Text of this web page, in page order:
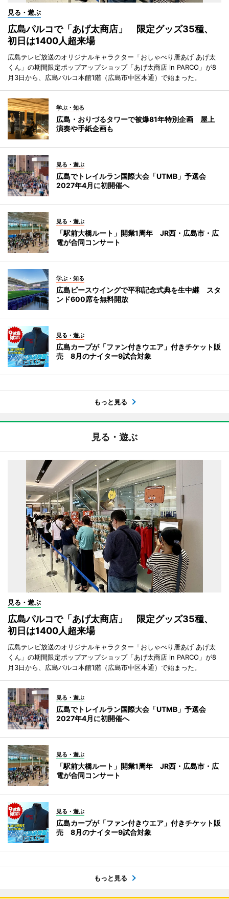
見る・遊ぶ
広島パルコで「あげ太商店」 限定グッズ35種、
初日は1400人超来場
広島テレビ放送のオリジナルキャラクター「おしゃべり唐あげ あげ太
くん」の期間限定ポップアップショップ「あげ太商店 in PARCO」が8
月3日から、広島パルコ本館1階（広島市中区本通）で始まった。
学ぶ・知る
広島・おりづるタワーで被爆81年特別企画 屋上
演奏や手紙企画も
見る・遊ぶ
広島でトレイルラン国際大会「UTMB」予選会
2027年4月に初開催へ
見る・遊ぶ
「駅前大橋ルート」開業1周年 JR西・広島市・広
電が合同コンサート
学ぶ・知る
広島ピースウイングで平和記念式典を生中継 スタ
ンド600席を無料開放
見る・遊ぶ
広島カープが「ファン付きウエア」付きチケット販
売 8月のナイター9試合対象
もっと見る
見る・遊ぶ
見る・遊ぶ
広島パルコで「あげ太商店」 限定グッズ35種、
初日は1400人超来場
広島テレビ放送のオリジナルキャラクター「おしゃべり唐あげ あげ太
くん」の期間限定ポップアップショップ「あげ太商店 in PARCO」が8
月3日から、広島パルコ本館1階（広島市中区本通）で始まった。
見る・遊ぶ
広島でトレイルラン国際大会「UTMB」予選会
2027年4月に初開催へ
見る・遊ぶ
「駅前大橋ルート」開業1周年 JR西・広島市・広
電が合同コンサート
見る・遊ぶ
広島カープが「ファン付きウエア」付きチケット販
売 8月のナイター9試合対象
もっと見る